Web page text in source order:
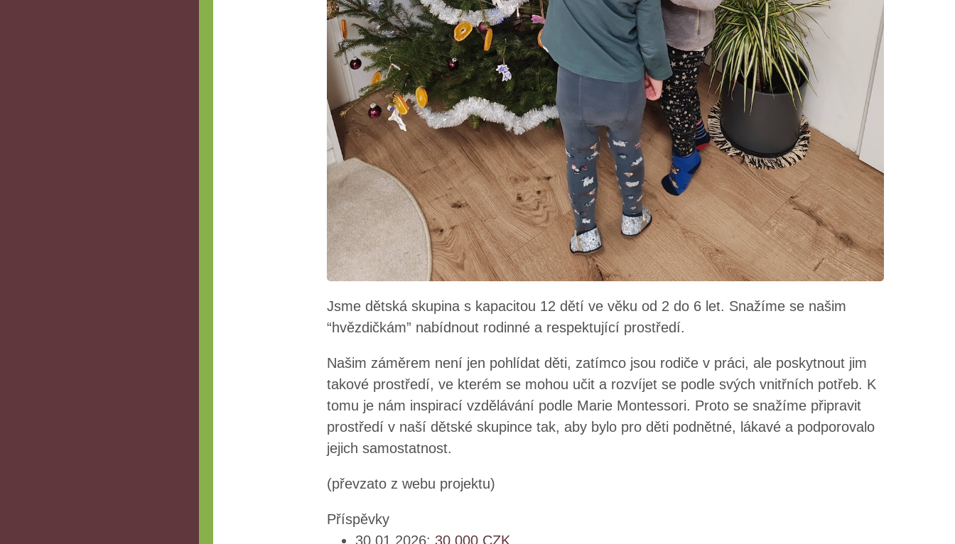
Jsme dětská skupina s kapacitou 12 dětí ve věku od 2 do 6 let. Snažíme se našim
“hvězdičkám” nabídnout rodinné a respektující prostředí.
Našim záměrem není jen pohlídat děti, zatímco jsou rodiče v práci, ale poskytnout jim
takové prostředí, ve kterém se mohou učit a rozvíjet se podle svých vnitřních potřeb. K
tomu je nám inspirací vzdělávání podle Marie Montessori. Proto se snažíme připravit
prostředí v naší dětské skupince tak, aby bylo pro děti podnětné, lákavé a podporovalo
jejich samostatnost.
(převzato z webu projektu)
Příspěvky
30.01.2026: 30,000 CZK